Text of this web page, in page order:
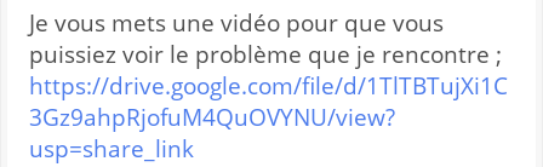
Je vous mets une vidéo pour que vous
puissiez voir le problème que je rencontre ;
https://drive.google.com/file/d/1TlTBTujXi1C
3Gz9ahpRjofuM4QuOVYNU/view?
usp=share_link